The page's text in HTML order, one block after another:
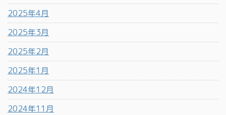
2025年4月
2025年3月
2025年2月
2025年1月
2024年12月
2024年11月